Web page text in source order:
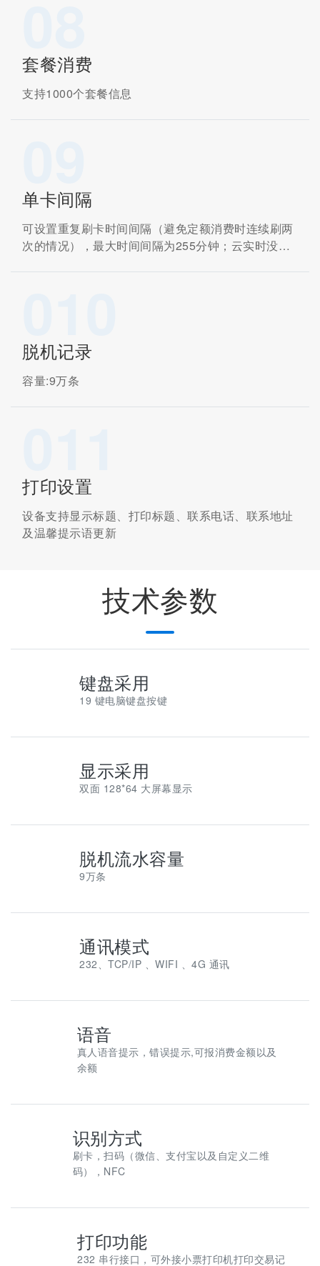
套餐消费
支持1000个套餐信息
单卡间隔
可设置重复刷卡时间间隔（避免定额消费时连续刷两
次的情况），最大时间间隔为255分钟；云实时没有
脱机记录
容量:9万条
打印设置
设备支持显示标题、打印标题、联系电话、联系地址
及温馨提示语更新
技术参数
键盘采用
19 键电脑键盘按键
显示采用
双面 128*64 大屏幕显示
脱机流水容量
9万条
通讯模式
232、TCP/IP 、WIFI 、4G 通讯
语音
真人语音提示，错误提示,可报消费金额以及
余额
识别方式
刷卡，扫码（微信、支付宝以及自定义二维
码），NFC
打印功能
232 串行接口，可外接小票打印机打印交易记